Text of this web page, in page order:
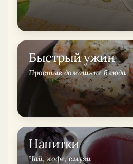
Быстрый ужин
Простые домашние блюда
Напитки
Чай, кофе, смузи